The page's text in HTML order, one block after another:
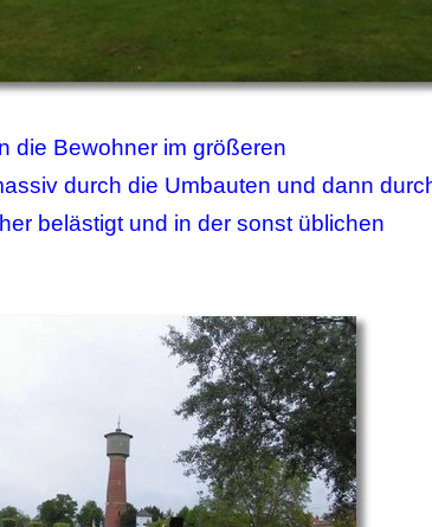
die Bewohner im größeren
durch die Umbauten und dann
belästigt und in der sonst üblichen